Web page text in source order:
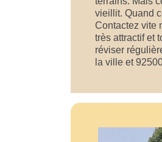
vieillit. Quand
Contactez vite
très attractif et
réviser
la ville et